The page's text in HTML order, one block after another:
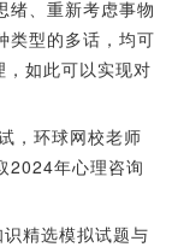
绪、重新考虑事物
类型的多话，均可
，如此可以实现对
，环球网校老师
2024年心理咨询
精选模拟试题与